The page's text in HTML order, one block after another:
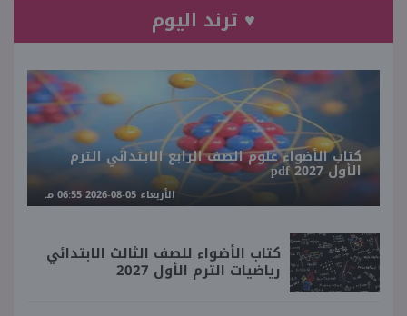
♥ ترند اليوم
كتاب الأضواء علوم الصف الرابع الابتدائي الترم
الأول 2027 pdf
الأربعاء 05-08-2026 06:55 مـ
كتاب الأضواء للصف الثالث الابتدائي
رياضيات الترم الأول 2027